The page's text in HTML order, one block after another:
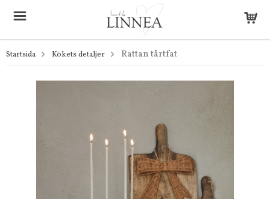
Startsida Kökets detaljer Rattan tårtfat